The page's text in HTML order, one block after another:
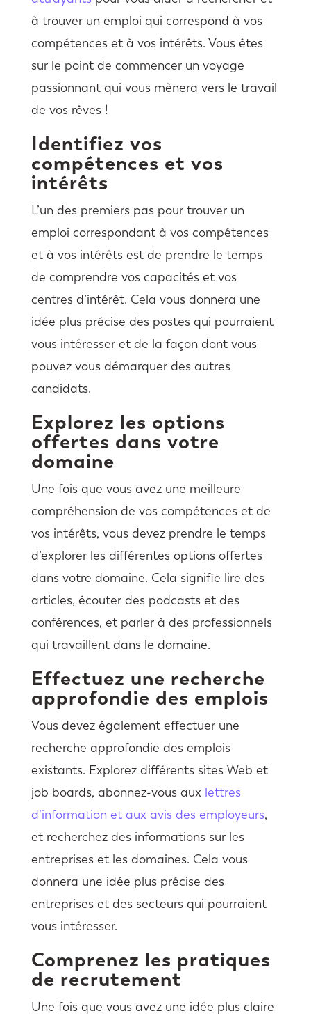
à trouver un emploi qui correspond à vos
compétences et à vos intérêts. Vous êtes
sur le point de commencer un voyage
passionnant qui vous mènera vers le travail
de vos rêves !
Identifiez vos
compétences et vos
intérêts
L’un des premiers pas pour trouver un
emploi correspondant à vos compétences
et à vos intérêts est de prendre le temps
de comprendre vos capacités et vos
centres d’intérêt. Cela vous donnera une
idée plus précise des postes qui pourraient
vous intéresser et de la façon dont vous
pouvez vous démarquer des autres
candidats.
Explorez les options
offertes dans votre
domaine
Une fois que vous avez une meilleure
compréhension de vos compétences et de
vos intérêts, vous devez prendre le temps
d’explorer les différentes options offertes
dans votre domaine. Cela signifie lire des
articles, écouter des podcasts et des
conférences, et parler à des professionnels
qui travaillent dans le domaine.
Effectuez une recherche
approfondie des emplois
Vous devez également effectuer une
recherche approfondie des emplois
existants. Explorez différents sites Web et
job boards, abonnez-vous aux lettres
d’information et aux avis des employeurs,
et recherchez des informations sur les
entreprises et les domaines. Cela vous
donnera une idée plus précise des
entreprises et des secteurs qui pourraient
vous intéresser.
Comprenez les pratiques
de recrutement
Une fois que vous avez une idée plus claire